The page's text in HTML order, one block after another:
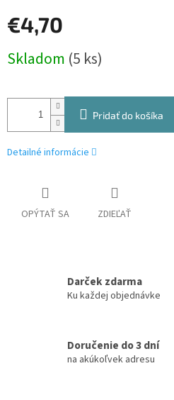
€4,70
cena:
Skladom (5 ks)
Pridať do košíka
Detailné informácie
OPÝTAŤ SA ZDIEĽAŤ
Darček zdarma
Ku každej objednávke
Doručenie do 3 dní
na akúkoľvek adresu